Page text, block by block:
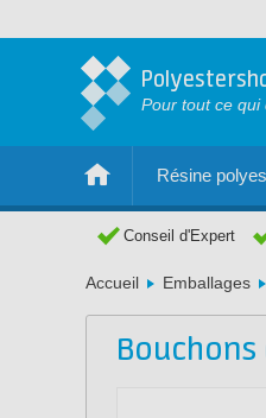
Pour tout ce qui
Résine
Conseil d'Expert
Accueil Emballages